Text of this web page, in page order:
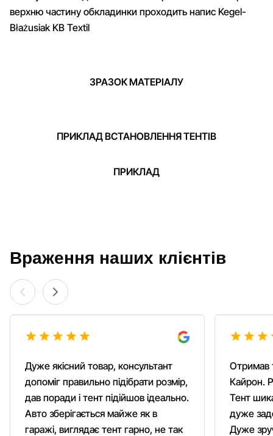
верхню частину обкладинки проходить напис Kegel-
Błażusiak KB Textil
ЗРАЗОК МАТЕРІАЛУ
ПРИКЛАД ВСТАНОВЛЕННЯ ТЕНТІВ
ПРИКЛАД
Враження наших клієнтів
Дуже якісний товар, консультант
допоміг правильно підібрати розмір,
дав поради і тент підійшов ідеально.
Авто зберігається майже як в
гаражі, виглядає тент гарно, не так
Отримав
Кайрон.
Тент
дуже
Дуже